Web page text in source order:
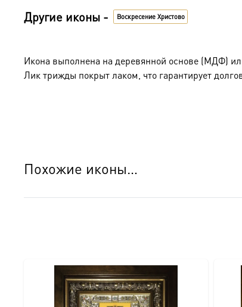
Другие иконы - Воскресение Христово
Икона выполнена на деревянной основе (МДФ)
Лик трижды покрыт лаком, что гарантирует
Похожие иконы…